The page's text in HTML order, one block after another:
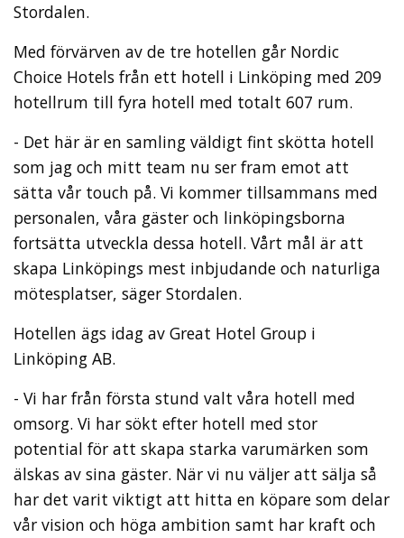
Stordalen.
Med förvärven av de tre hotellen går Nordic
Choice Hotels från ett hotell i Linköping med 209
hotellrum till fyra hotell med totalt 607 rum.
- Det här är en samling väldigt fint skötta hotell
som jag och mitt team nu ser fram emot att
sätta vår touch på. Vi kommer tillsammans med
personalen, våra gäster och linköpingsborna
fortsätta utveckla dessa hotell. Vårt mål är att
skapa Linköpings mest inbjudande och naturliga
mötesplatser, säger Stordalen.
Hotellen ägs idag av Great Hotel Group i
Linköping AB.
- Vi har från första stund valt våra hotell med
omsorg. Vi har sökt efter hotell med stor
potential för att skapa starka varumärken som
älskas av sina gäster. När vi nu väljer att sälja så
har det varit viktigt att hitta en köpare som delar
vår vision och höga ambition samt har kraft och